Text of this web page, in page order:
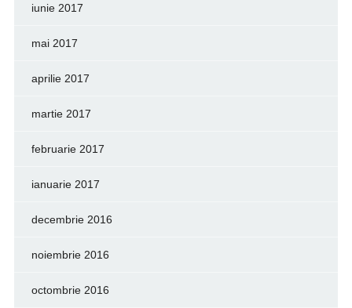
iunie 2017
mai 2017
aprilie 2017
martie 2017
februarie 2017
ianuarie 2017
decembrie 2016
noiembrie 2016
octombrie 2016